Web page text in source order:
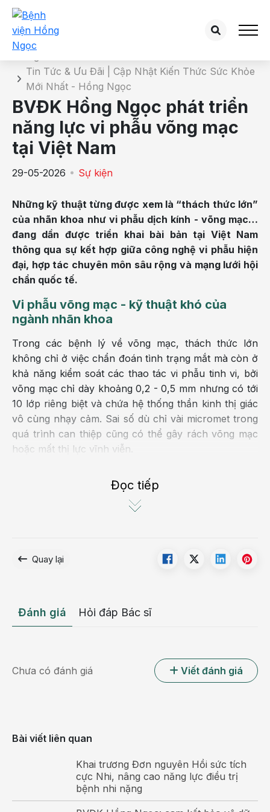
Chi tiết tin tức
Tin Tức & Ưu Đãi | Cập Nhật Kiến Thức Sức Khỏe
Mới Nhất - Hồng Ngọc
BVĐK Hồng Ngọc phát triển
năng lực vi phẫu võng mạc
tại Việt Nam
29-05-2026 Sự kiện
Những kỹ thuật từng được xem là “thách thức lớn”
của nhãn khoa như vi phẫu dịch kính - võng mạc…
đang dần được triển khai bài bản tại Việt Nam
thông qua sự kết hợp giữa công nghệ vi phẫu hiện
đại, hợp tác chuyên môn sâu rộng và mạng lưới hội
chẩn quốc tế.
Vi phẫu võng mạc - kỹ thuật khó của
ngành nhãn khoa
Trong các bệnh lý về võng mạc, thách thức lớn
không chỉ ở việc chẩn đoán tình trạng mắt mà còn ở
khả năng kiểm soát các thao tác vi phẫu tinh vi, bởi
võng mạc chỉ dày khoảng 0,2 - 0,5 mm nhưng có tới
10 lớp riêng biệt và chứa hệ thống thần kinh thị giác
vô cùng nhạy cảm. Sai số dù chỉ vài micromet trong
quá trình can thiệp cũng có thể gây rách võng mạc
hoặc mất thị lực vĩnh viễn.
lý phức tạp như bong võng mạc, xuất huyết dịch
kính hay võng mạc đái tháo đường… Khi đó, mục tiêu
thị giác lâu dài cho người bệnh.
Bác sĩ Việt Nam liên tục cập nhật xu hướng nhãn khoa
hiện đại
Theo TS.BS Đinh Thị Hoàng Anh - Trưởng khoa Mắt
Đọc tiếp
Quay lại
Đánh giá Hỏi đáp Bác sĩ
Chưa có đánh giá Viết đánh giá
Bài viết liên quan
Khai trương Đơn nguyên Hồi sức tích
cực Nhi, nâng cao năng lực điều trị
bệnh nhi nặng